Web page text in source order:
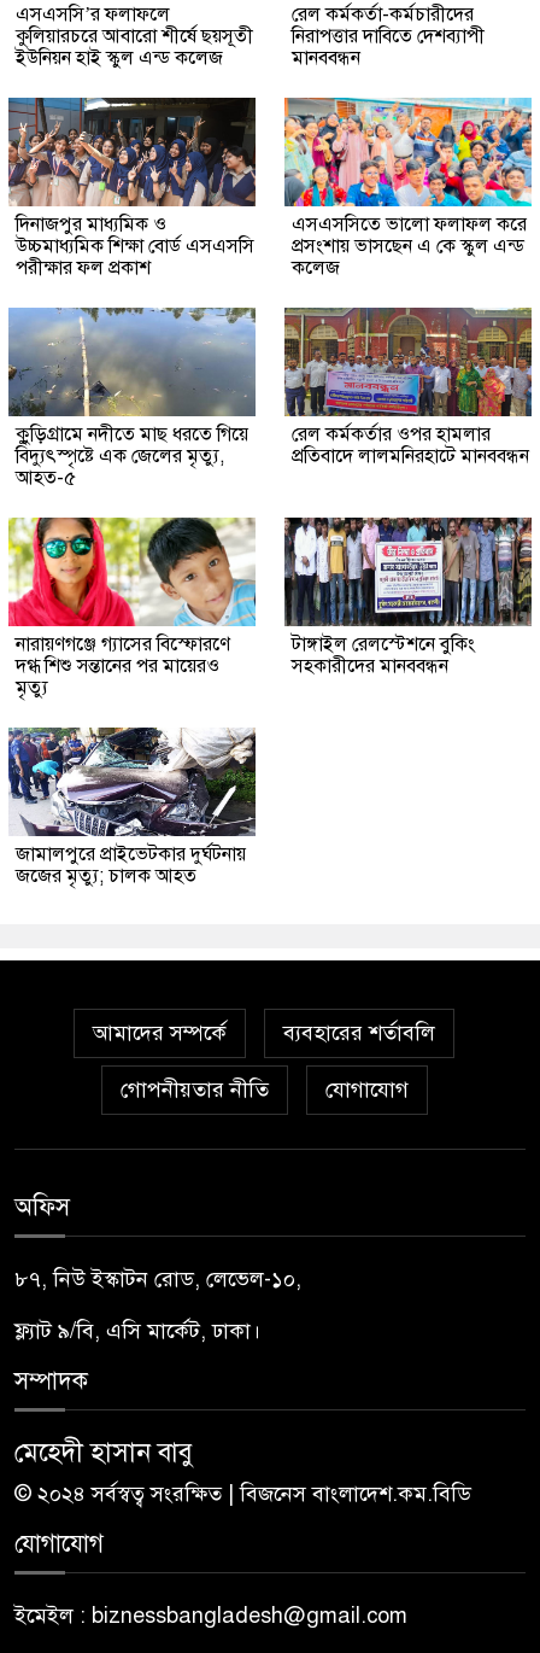
এসএসসি’র ফলাফলে
কুলিয়ারচরে আবারো শীর্ষে ছয়সূতী
ইউনিয়ন হাই স্কুল এন্ড কলেজ
রেল কর্মকর্তা-কর্মচারীদের
নিরাপত্তার দাবিতে দেশব্যাপী
মানববন্ধন
দিনাজপুর মাধ্যমিক ও
উচ্চমাধ্যমিক শিক্ষা বোর্ড এসএসসি
পরীক্ষার ফল প্রকাশ
এসএসসিতে ভালো ফলাফল করে
প্রসংশায় ভাসছেন এ কে স্কুল এন্ড
কলেজ
কুুড়িগ্রা‌মে নদীতে মাছ ধরতে গিয়ে
বিদ্যুৎস্পৃষ্টে এক জেলের মৃত্যু,
আহত-৫
রেল কর্মকর্তার ওপর হামলার
প্রতিবাদে লালমনিরহাটে মানববন্ধন
নারায়ণগঞ্জে গ্যাসের বিস্ফোরণে
দগ্ধ শিশু সন্তানের পর মায়েরও
মৃত্যু
টাঙ্গাইল রেলস্টেশনে বুকিং
সহকারীদের মানববন্ধন
জামালপুরে প্রাইভেটকার দুর্ঘটনায়
জজের মৃত্যু; চালক আহত
আমাদের সম্পর্কে ব্যবহারের শর্তাবলি
গোপনীয়তার নীতি যোগাযোগ
অফিস
৮৭, নিউ ইস্কাটন রোড, লেভেল-১০,
ফ্ল্যাট ৯/বি, এসি মার্কেট, ঢাকা।
সম্পাদক
মেহেদী হাসান বাবু
© ২০২৪ সর্বস্বত্ব সংরক্ষিত | বিজনেস বাংলাদেশ.কম.বিডি
যোগাযোগ
ইমেইল : biznessbangladesh@gmail.com